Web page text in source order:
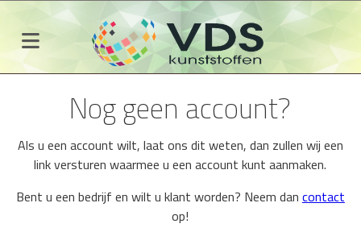
Nog geen account?
Als u een account wilt, laat ons dit weten, dan zullen wij een
link versturen waarmee u een account kunt aanmaken.
Bent u een bedrijf en wilt u klant worden? Neem dan contact
op!